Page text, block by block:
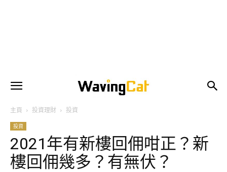
主頁 投資理財 投資
投資
2021年有新樓回佣咁正？新
樓回佣幾多？有無伏？